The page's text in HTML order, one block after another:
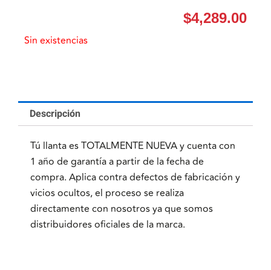
$4,289.00
Sin existencias
Descripción
Tú llanta es TOTALMENTE NUEVA y cuenta con
1 año de garantía a partir de la fecha de
compra. Aplica contra defectos de fabricación y
vicios ocultos, el proceso se realiza
directamente con nosotros ya que somos
distribuidores oficiales de la marca.